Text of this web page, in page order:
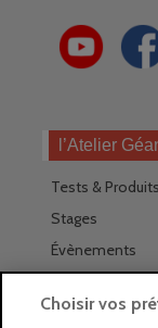
l’Atelier
Tests & Produits
Stages
Évènements
Choisir vos